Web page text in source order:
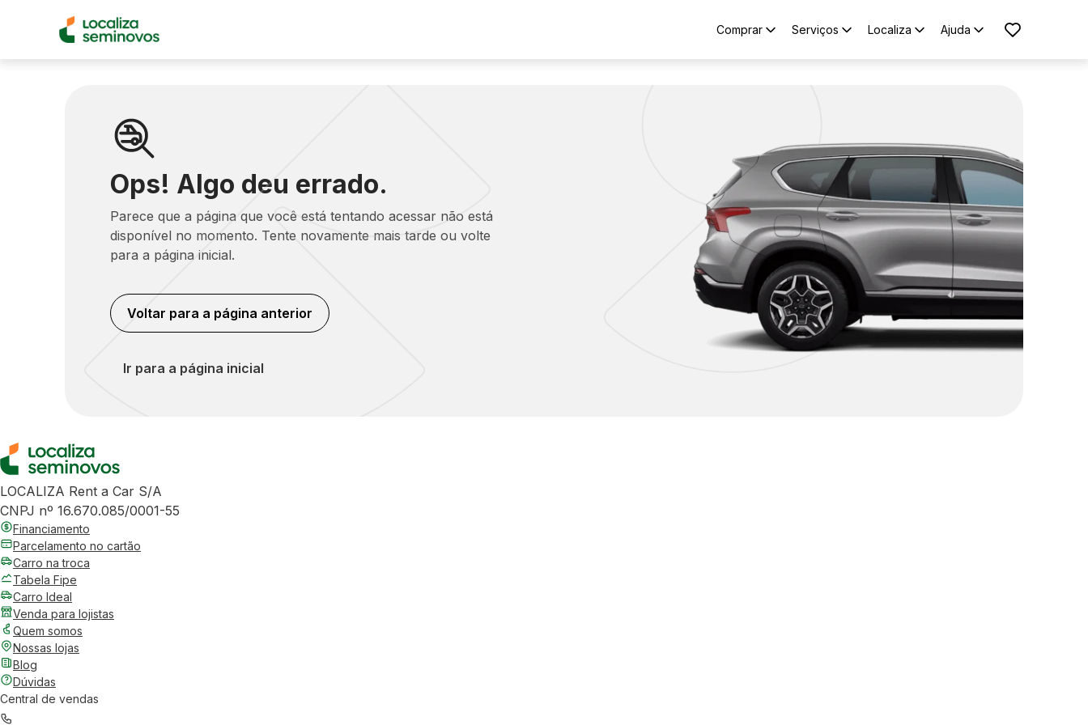
Comprar Serviços Localiza Ajuda
Ops! Algo deu errado.
Parece que a página que você está tentando acessar não está
disponível no momento. Tente novamente mais tarde ou volte
para a página inicial.
Voltar para a página anterior
Ir para a página inicial
LOCALIZA Rent a Car S/A
CNPJ nº 16.670.085/0001-55
Financiamento
Parcelamento no cartão
Carro na troca
Tabela Fipe
Carro Ideal
Venda para lojistas
Quem somos
Nossas lojas
Blog
Dúvidas
Central de vendas